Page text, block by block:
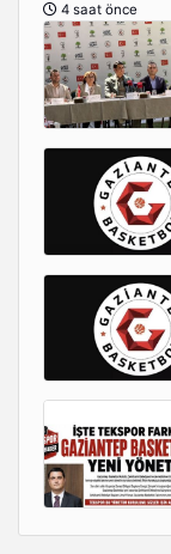
4 saat önce